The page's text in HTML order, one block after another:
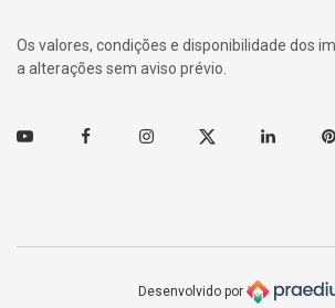
Os valores, condições e disponibilidade dos
a alterações sem aviso prévio.
Youtube FacebookInstagramTwitter Linkedin
Desenvolvido por